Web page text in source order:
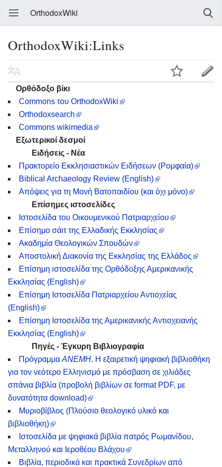
OrthodoxWiki
OrthodoxWiki:Links
Ορθόδοξο βίκι
Commons του OrthodoxWiki
Orthodoxsearch
Commons wikimedia
Εξωτερικοί δεσμοί
Ειδήσεις - Νέα
Πρακτορείο Εκκλησιαστικών Ειδήσεων (Ρομφαία)
Biblical Archaeology Review (Εnglish)
Απόψεις για τη Μονή Βατοπαιδίου (και όχι μόνο)
Επίσημες ιστοσελίδες
Ιστοσελίδα του Οικουμενικού Πατριαρχείου
Eπίσημο σάιτ της Ελλαδικής Εκκλησίας
Ακαδημία Θεολογικών Σπουδών
Αποστολική Διακονία της Εκκλησίας της Ελλάδος
Επίσημη ιστοσελίδα της Ορθόδοξης Αμερικανικής
Εκκλησίας (Εnglish)
Επίσημη Ιστοσελίδα Πατριαρχείου Αντιοχείας
(Εnglish)
Επίσημη Ιστοσελίδα της Αμερικανικής Αντιοχειανής
Εκκλησίας (Εnglish)
Πηγές - Έγκυρη Βιβλιογραφία
Πρόγραμμα ΑΝΕΜΗ. Η εξαιρετική ψηφιακή βιβλιοθήκη
για τον νεότερο Ελληνισμό με πρόσβαση σε χιλιάδες
σπάνια βιβλία (προβολή βιβλίων σε format PDF, με
δυνατότητα download)
Μυριοβίβλος (Πλούσιο θεολογικό υλικό και
βιβλιοθήκη)
Ιστοσελίδα με ψηφιακά βιβλία πατρός Ρωμανίδου,
Μεταλληνού και Ιεροθέου Βλάχου
Βιβλία, περιοδικά και πρακτικά Συνεδρίων από